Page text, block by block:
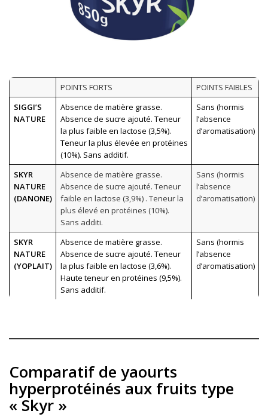
POINTS FORTS
POINTS FAIBLES
SIGGI’S
NATURE
Absence de matière grasse.
Absence de sucre ajouté. Teneur
la plus faible en lactose (3,5%).
Teneur la plus élevée en protéines
(10%). Sans additif.
Sans (hormis
l’absence
d’aromatisation)
SKYR
NATURE
(DANONE)
Absence de matière grasse.
Absence de sucre ajouté. Teneur
faible en lactose (3,9%) . Teneur la
plus élevé en protéines (10%).
Sans additi.
Sans (hormis
l’absence
d’aromatisation)
SKYR
NATURE
(YOPLAIT)
Absence de matière grasse.
Absence de sucre ajouté. Teneur
la plus faible en lactose (3,6%).
Haute teneur en protéines (9,5%).
Sans additif.
Sans (hormis
l’absence
d’aromatisation)
Comparatif de yaourts
hyperprotéinés aux fruits type
« Skyr »